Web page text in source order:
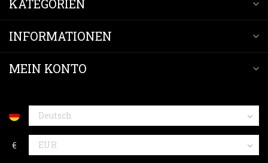
KATEGORIEN
INFORMATIONEN
MEIN KONTO
€